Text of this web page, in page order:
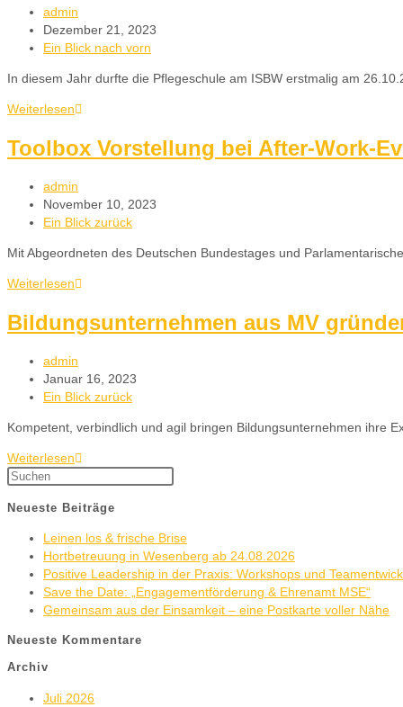
admin
Dezember 21, 2023
Ein Blick nach vorn
In diesem Jahr durfte die Pflegeschule am ISBW erstmalig am
Weiterlesen
Toolbox Vorstellung bei After-Work-
admin
November 10, 2023
Ein Blick zurück
Mit Abgeordneten des Deutschen Bundestages und
Weiterlesen
Bildungsunternehmen aus MV
admin
Januar 16, 2023
Ein Blick zurück
Kompetent, verbindlich und agil bringen Bildungsunternehmen ihre
Weiterlesen
Neueste Beiträge
Leinen los & frische Brise
Hortbetreuung in Wesenberg ab 24.08.2026
Positive Leadership in der Praxis: Workshops und
Save the Date: „Engagementförderung & Ehrenamt MSE“
Gemeinsam aus der Einsamkeit – eine Postkarte voller Nähe
Neueste Kommentare
Archiv
Juli 2026